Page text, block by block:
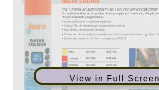
View in Full Screen